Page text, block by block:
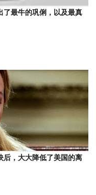
了最牛的巩俐，以及最真
后，大大降低了美国的离